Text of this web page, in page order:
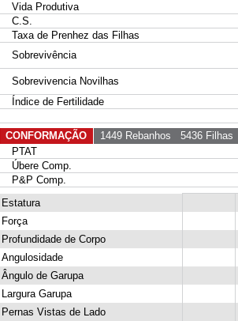
Vida Produtiva
C.S.
Taxa de Prenhez das Filhas
Sobrevivência
Sobrevivencia Novilhas
Índice de Fertilidade
CONFORMAÇÃO
1449 Rebanhos 5436 Filhas
PTAT
Úbere Comp.
P&P Comp.
Estatura
Força
Profundidade de Corpo
Angulosidade
Ângulo de Garupa
Largura Garupa
Pernas Vistas de Lado